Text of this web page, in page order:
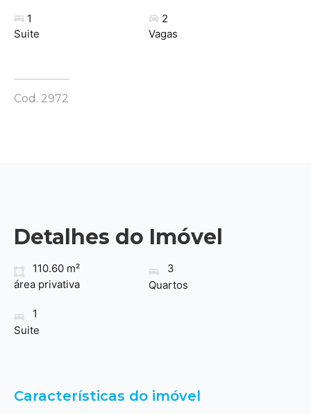
1
Suite
2
Vagas
Cod. 2972
Detalhes do Imóvel
110.60 m²
área privativa
3
Quartos
1
Suite
Características do imóvel